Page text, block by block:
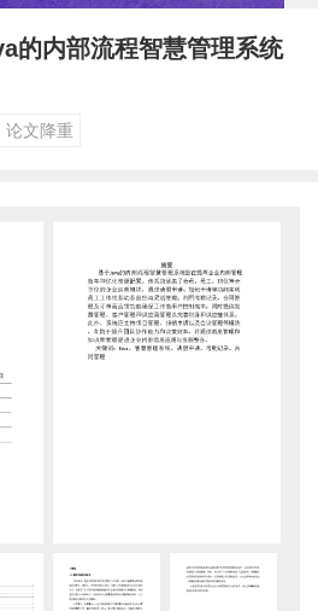
的内部流程智慧管理系统
论文降重